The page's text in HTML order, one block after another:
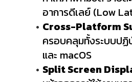
อาการดีเลย์ (Low
Cross-Platform
ครอบคลุมทั้งระบบปฏิ
และ macOS
Split Screen